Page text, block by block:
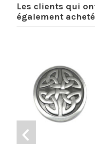
Les clients qui
également